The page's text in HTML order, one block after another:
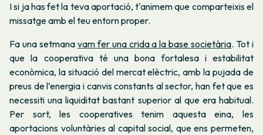
I si ja has fet la teva aportació, t'animem que comparteixis el
missatge amb el teu entorn proper.
Fa una setmana vam fer una crida a la base societària. Tot i
que la cooperativa té una bona fortalesa i estabilitat
econòmica, la situació del mercat elèctric, amb la pujada de
preus de l’energia i canvis constants al sector, han fet que es
necessiti una liquiditat bastant superior al que era habitual.
Per sort, les cooperatives tenim aquesta eina, les
aportacions voluntàries al capital social, que ens permeten,